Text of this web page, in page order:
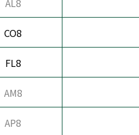
AL8
CO8
FL8
AM8
AP8